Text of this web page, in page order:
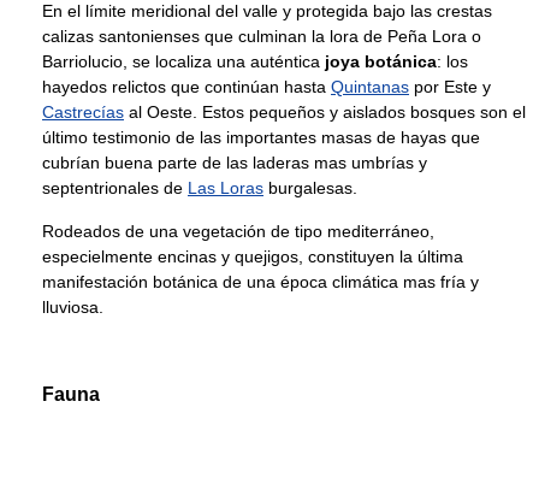
En el límite meridional del valle y protegida bajo las crestas
calizas santonienses que culminan la lora de Peña Lora o
Barriolucio, se localiza una auténtica joya botánica: los
hayedos relictos que continúan hasta Quintanas por Este y
Castrecías al Oeste. Estos pequeños y aislados bosques son el
último testimonio de las importantes masas de hayas que
cubrían buena parte de las laderas mas umbrías y
septentrionales de Las Loras burgalesas.
Rodeados de una vegetación de tipo mediterráneo,
especielmente encinas y quejigos, constituyen la última
manifestación botánica de una época climática mas fría y
lluviosa.
Fauna